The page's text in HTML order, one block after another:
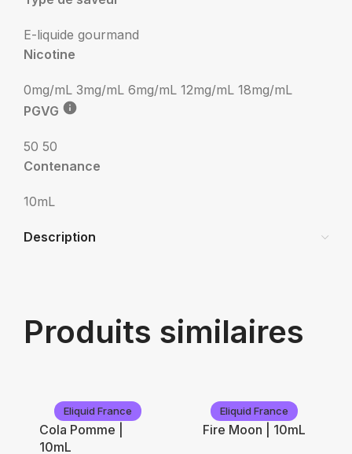
E-liquide gourmand
Nicotine
0mg/mL 3mg/mL 6mg/mL 12mg/mL 18mg/mL
PGVG
50 50
Contenance
10mL
Description
Produits similaires
Eliquid France
Cola Pomme |
10mL
Eliquid France
Fire Moon | 10mL